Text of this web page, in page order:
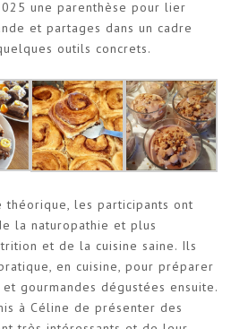
une parenthèse pour lier
et partages dans un cadre
outils concrets.
théorique, les participants ont
la naturopathie et plus
et de la cuisine saine. Ils
en cuisine, pour préparer
gourmandes dégustées ensuite.
à Céline de présenter des